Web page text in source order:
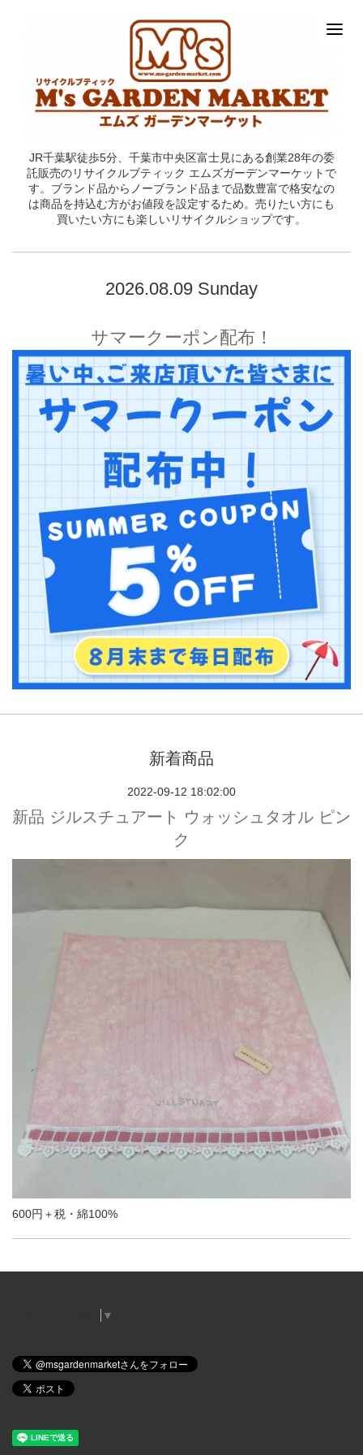
JR千葉駅徒歩5分、千葉市中央区富士見にある創業28年の委
託販売のリサイクルブティック エムズガーデンマーケットで
す。ブランド品からノーブランド品まで品数豊富で格安なの
は商品を持込む方がお値段を設定するため。売りたい方にも
買いたい方にも楽しいリサイクルショップです。
2026.08.09 Sunday
サマークーポン配布！
新着商品
2022-09-12 18:02:00
新品 ジルスチュアート ウォッシュタオル ピン
ク
600円＋税・綿100%
▼